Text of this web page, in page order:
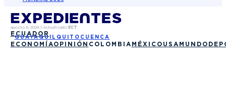
agosto 6, 2026| Actualizado ECT
ECUADOR
GUAYAQUIL QUITO CUENCA
ECONOMÍAOPINIÓN COLOMBIA MÉXICO USA MUNDO